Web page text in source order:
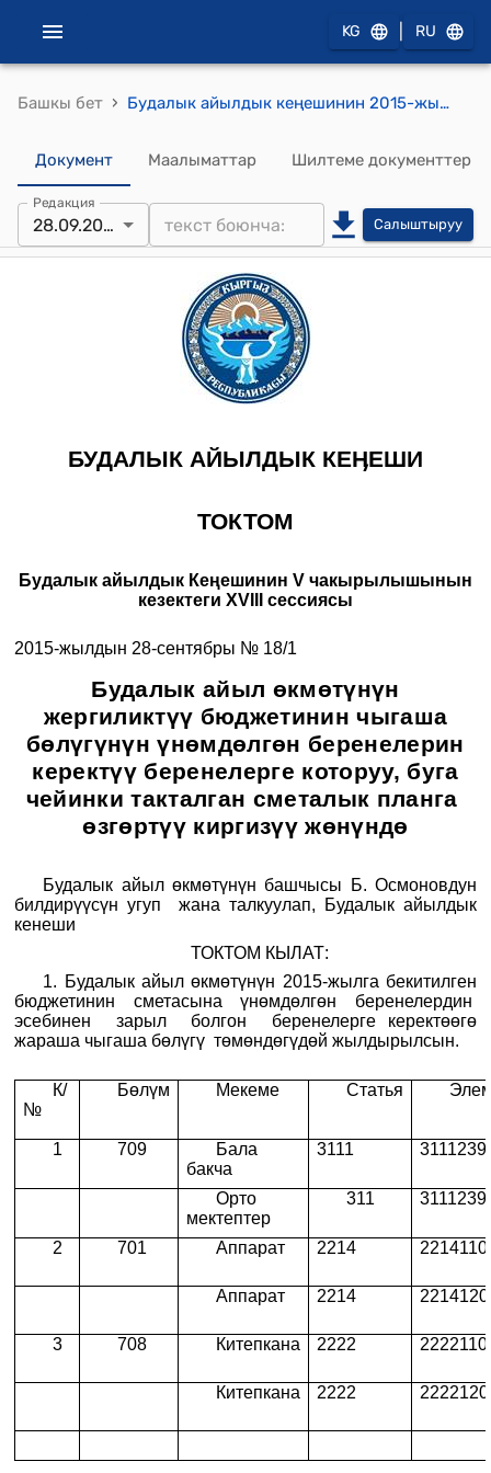
KG RU
Башкы бет › Будалык айылдык кеңешинин 2015-жылдын 28-сентябрындгы № 18/1 "Будалык айыл өкмөтүнүн жергиликтүү бюджетинин чыгаша бөлүгүнүн үнөмдөлгөн беренелерин керектүү беренелерге которуу, буга чейинки такталган сметалык планга өзгөртүү киргизүү жөнүндө" токтому
Документ Маалыматтар Шилтеме документтер
Редакция
28.09.2015 Салыштыруу